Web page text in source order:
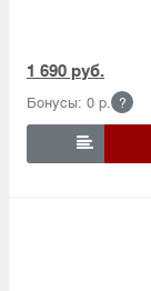
1 690 руб.
Бонусы: 0 р. ?
